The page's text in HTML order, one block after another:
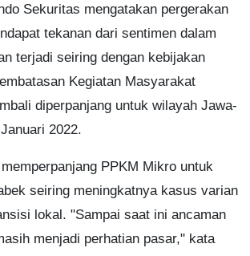
Sekuritas mengatakan pergerakan
tekanan dari sentimen dalam
terjadi seiring dengan kebijakan
Kegiatan Masyarakat
diperpanjang untuk wilayah Jawa-
2022.
PPKM Mikro untuk
seiring meningkatnya kasus varian
lokal. "Sampai saat ini ancaman
menjadi perhatian pasar," kata